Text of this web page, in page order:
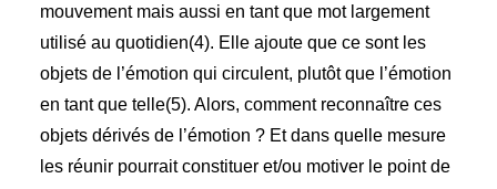
mouvement mais aussi en tant que mot largement
utilisé au quotidien(4). Elle ajoute que ce sont les
objets de l’émotion qui circulent, plutôt que l’émotion
en tant que telle(5). Alors, comment reconnaître ces
objets dérivés de l’émotion ? Et dans quelle mesure
les réunir pourrait constituer et/ou motiver le point de